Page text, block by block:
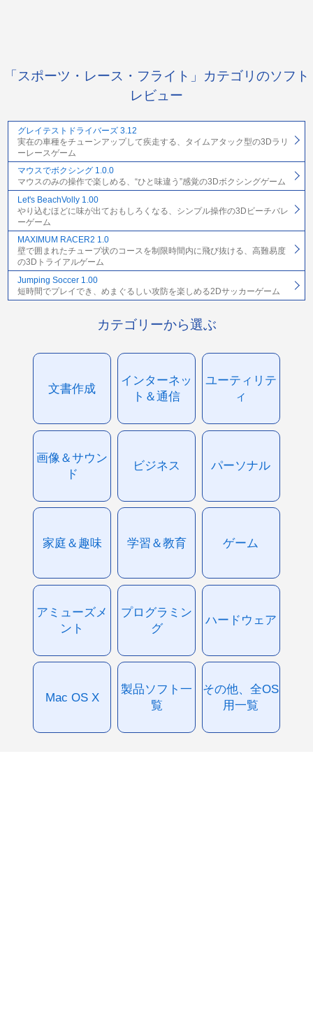
「スポーツ・レース・フライト」カテゴリのソフト
レビュー
グレイテストドライバーズ 3.12
実在の車種をチューンアップして疾走する、タイムアタック型の3Dラリ
ーレースゲーム
マウスでボクシング 1.0.0
マウスのみの操作で楽しめる、“ひと味違う”感覚の3Dボクシングゲーム
Let's BeachVolly 1.00
やり込むほどに味が出ておもしろくなる、シンプル操作の3Dビーチバレ
ーゲーム
MAXIMUM RACER2 1.0
壁で囲まれたチューブ状のコースを制限時間内に飛び抜ける、高難易度
の3Dトライアルゲーム
Jumping Soccer 1.00
短時間でプレイでき、めまぐるしい攻防を楽しめる2Dサッカーゲーム
カテゴリーから選ぶ
文書作成
インターネッ
ト＆通信
ユーティリテ
ィ
画像＆サウン
ド
ビジネス パーソナル
家庭＆趣味 学習＆教育 ゲーム
アミューズメ
ント
プログラミン
グ
ハードウェア
Mac OS X
製品ソフト一
覧
その他、全OS
用一覧